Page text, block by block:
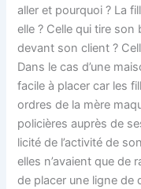
aller et pourquoi ? La
elle ? Celle qui tire
devant son client ?
Dans le cas d’une
facile à placer car les
ordres de la mère
policières auprès de
licité de l’activité de
elles n’avaient que de
de placer une ligne